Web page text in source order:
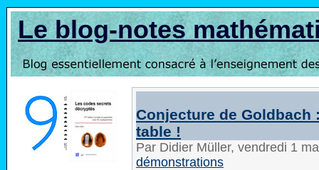
Le blog-notes
Conjecture de
table !
Par Didier Müller, vendredi 1
démonstrations